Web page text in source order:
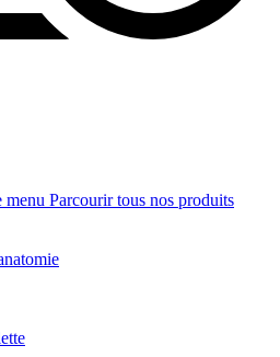
Parcourir tous nos produits